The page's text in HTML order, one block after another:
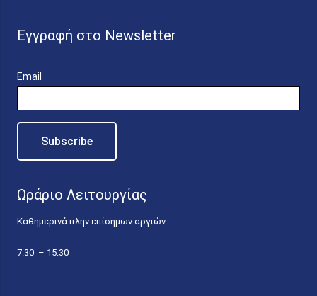
Εγγραφή στο Newsletter
Email
Ωράριο Λειτουργίας
Καθημερινά πλην επίσημων αργιών
7.30 – 15.30